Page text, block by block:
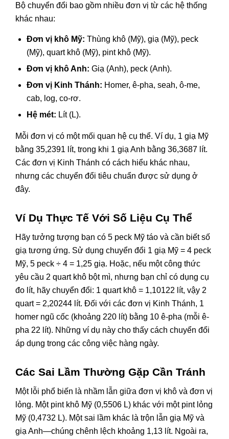
Bộ chuyển đổi bao gồm nhiều đơn vị từ các hệ thống
khác nhau:
Đơn vị khô Mỹ: Thùng khô (Mỹ), giạ (Mỹ), peck
(Mỹ), quart khô (Mỹ), pint khô (Mỹ).
Đơn vị khô Anh: Giạ (Anh), peck (Anh).
Đơn vị Kinh Thánh: Homer, ê-pha, seah, ô-me,
cab, log, co-rơ.
Hệ mét: Lít (L).
Mỗi đơn vị có một mối quan hệ cụ thể. Ví dụ, 1 giạ Mỹ
bằng 35,2391 lít, trong khi 1 giạ Anh bằng 36,3687 lít.
Các đơn vị Kinh Thánh có cách hiểu khác nhau,
nhưng các chuyển đổi tiêu chuẩn được sử dụng ở
đây.
Ví Dụ Thực Tế Với Số Liệu Cụ Thể
Hãy tưởng tượng bạn có 5 peck Mỹ táo và cần biết số
giạ tương ứng. Sử dụng chuyển đổi 1 giạ Mỹ = 4 peck
Mỹ, 5 peck ÷ 4 = 1,25 giạ. Hoặc, nếu một công thức
yêu cầu 2 quart khô bột mì, nhưng bạn chỉ có dụng cụ
đo lít, hãy chuyển đổi: 1 quart khô = 1,10122 lít, vậy 2
quart = 2,20244 lít. Đối với các đơn vị Kinh Thánh, 1
homer ngũ cốc (khoảng 220 lít) bằng 10 ê-pha (mỗi ê-
pha 22 lít). Những ví dụ này cho thấy cách chuyển đổi
áp dụng trong các công việc hàng ngày.
Các Sai Lầm Thường Gặp Cần Tránh
Một lỗi phổ biến là nhầm lẫn giữa đơn vị khô và đơn vị
lỏng. Một pint khô Mỹ (0,5506 L) khác với một pint lỏng
Mỹ (0,4732 L). Một sai lầm khác là trộn lẫn giạ Mỹ và
giạ Anh—chúng chênh lệch khoảng 1,13 lít. Ngoài ra,